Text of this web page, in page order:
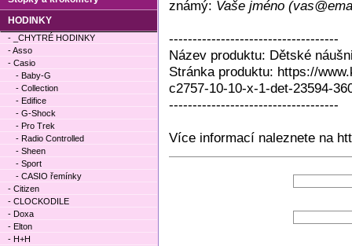
známý: Vaše jméno
------------------------------------
Název produktu: Dětské
Stránka produktu: https://
c2757-10-10-x-1-det-23594-
------------------------------------
Více informací naleznete na
HODINKY
- _CHYTRÉ HODINKY
- Asso
- Casio
- Baby-G
- Collection
- Edifice
- G-Shock
- Pro Trek
- Radio Controlled
- Sheen
- Sport
- CASIO řemínky
- Citizen
- CLOCKODILE
- Doxa
- Elton
- H+H